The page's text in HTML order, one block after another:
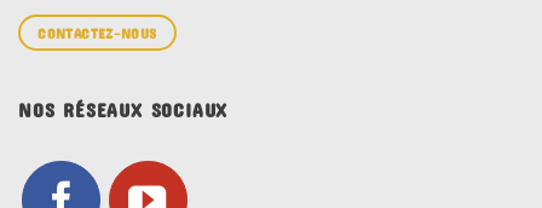
CONTACTEZ-NOUS
NOS RÉSEAUX SOCIAUX